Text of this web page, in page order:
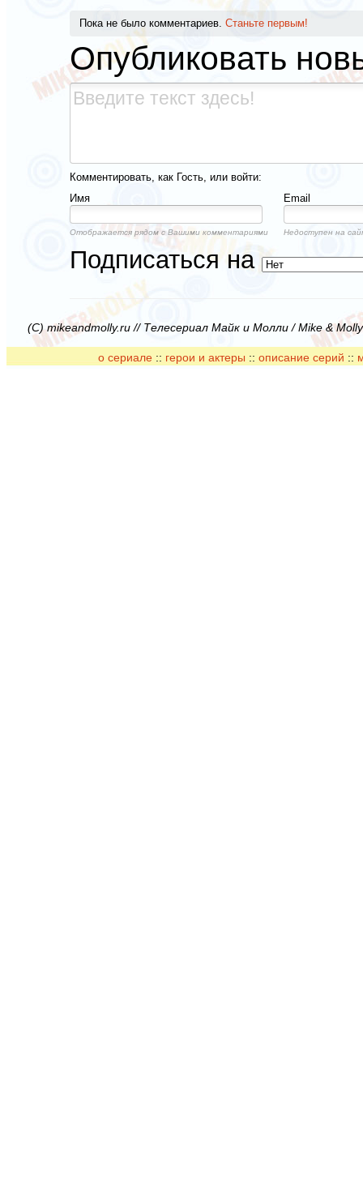
Пока не было комментариев. Станьте первым!
Опубликовать
Комментировать, как Гость, или войти:
Имя
Email
Отображается рядом с Вашими комментариями Недоступен на
Подписаться на
(C) mikeandmolly.ru // Телесериал Майк и Молли / Mike &
о сериале :: герои и актеры :: описание серий ::